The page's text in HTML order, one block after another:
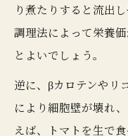
り煮たりすると流出
調理法によって栄養
とよいでしょう。
逆に、βカロテンやリ
により細胞壁が壊れ
えば、トマトを生で